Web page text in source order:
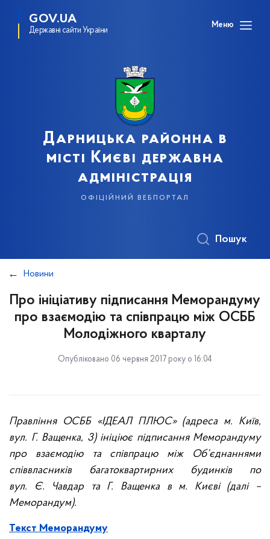
GOV.UA
Державні сайти України
Меню
Дарницька районна в
місті Києві державна
адміністрація
офіційний вебпортал
Пошук
Новини
Про ініціативу підписання Меморандуму
про взаємодію та співпрацю між ОСББ
Молодіжного кварталу
Опубліковано 06 червня 2017 року о 16:04
Правління ОСББ «ІДЕАЛ ПЛЮС» (адреса м. Київ,
вул. Г. Ващенка, 3) ініціює підписання Меморандуму
про взаємодію та співпрацю між Об’єднаннями
співвласників багатоквартирних будинків по
вул. Є. Чавдар та Г. Ващенка в м. Києві (далі –
Меморандум).
Текст Меморандуму